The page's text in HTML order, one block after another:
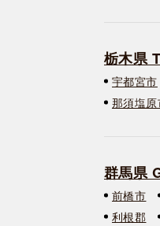
栃木県
宇都宮市
那須塩原
群馬県
前橋市
利根郡